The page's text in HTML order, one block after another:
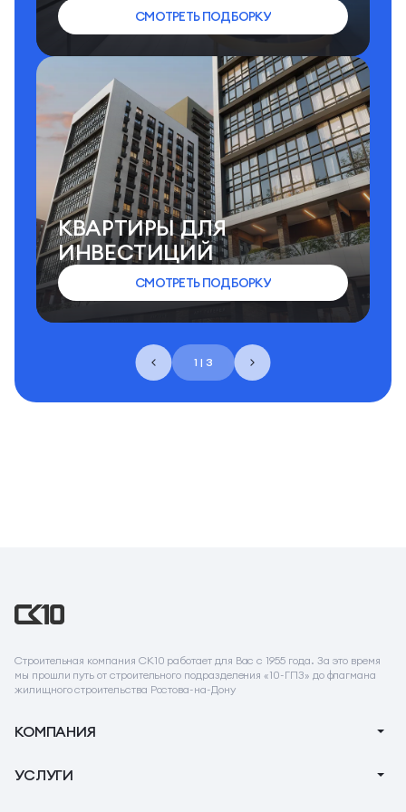
1 | 3
СМОТРЕТЬ ПОДБОРКУ
КВАРТИРЫ ДЛЯ
ИНВЕСТИЦИЙ
СМОТРЕТЬ ПОДБОРКУ
Строительная компания СК10 работает для Вас с 1955 года. За это время
мы прошли путь от строительного подразделения «10-ГПЗ» до флагмана
жилищного строительства Ростова-на-Дону
КОМПАНИЯ
О компании
УСЛУГИ